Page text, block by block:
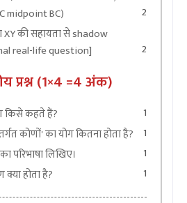
midpoint BC)
2
XY की सहायता से shadow
real-life question]
2
प्रश्न (1×4 =4 अंक)
किसे कहते हैं?
1
कोणों' का योग कितना होता है?
1
परिभाषा लिखिए।
1
होता है?
1